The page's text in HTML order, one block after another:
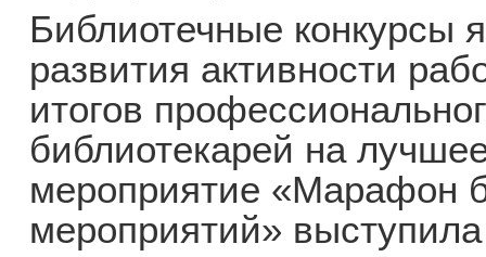
Библиотечные конкурсы
развития активности
итогов
библиотекарей на
мероприятие «Марафон
мероприятий»